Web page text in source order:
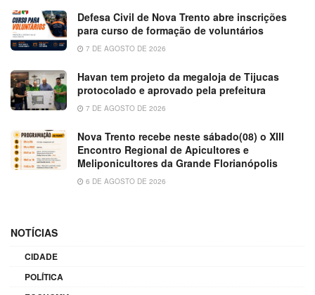
Defesa Civil de Nova Trento abre inscrições
para curso de formação de voluntários
7 DE AGOSTO DE 2026
Havan tem projeto da megaloja de Tijucas
protocolado e aprovado pela prefeitura
7 DE AGOSTO DE 2026
Nova Trento recebe neste sábado(08) o XIII
Encontro Regional de Apicultores e
Meliponicultores da Grande Florianópolis
6 DE AGOSTO DE 2026
NOTÍCIAS
CIDADE
POLÍTICA